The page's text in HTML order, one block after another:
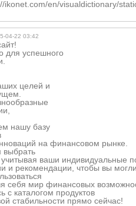
en/visualdictionary/
04-22 03:42
для успешного
целей и
нашу базу
на финансовом рынке.
выбрать
ваши индивидуальные
и рекомендации, чтобы вы
себя мир финансовых
с каталогом продуктов
стабильности прямо сейчас!